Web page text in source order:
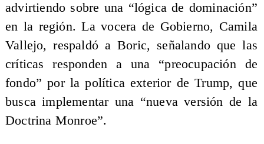
advirtiendo sobre una “lógica de dominación”
en la región. La vocera de Gobierno, Camila
Vallejo, respaldó a Boric, señalando que las
críticas responden a una “preocupación de
fondo” por la política exterior de Trump, que
busca implementar una “nueva versión de la
Doctrina Monroe”.